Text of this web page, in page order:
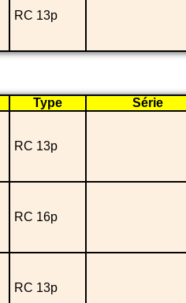
RC 13p
Type Série
RC 13p
RC 16p
RC 13p